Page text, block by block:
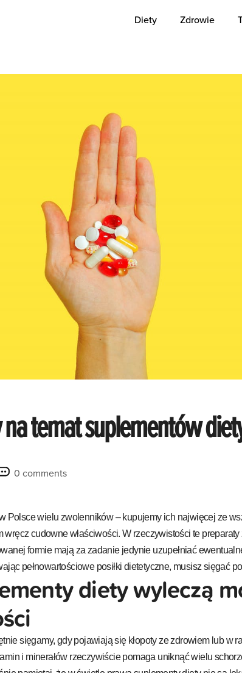
Diety Zdrowie
temat suplementów
0 comments
Polsce wielu zwolenników – kupujemy ich najwięcej ze
wręcz cudowne właściwości. W rzeczywistości te
formie mają za zadanie jedynie uzupełniać
pełnowartościowe posiłki dietetyczne, musisz sięgać
diety wyleczą
sięgamy, gdy pojawiają się kłopoty ze zdrowiem lub w
i minerałów rzeczywiście pomaga uniknąć wielu